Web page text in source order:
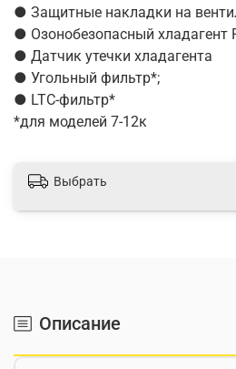
● Защитные накладки на
● Озонобезопасный хладагент
● Датчик утечки хладагента
● Угольный фильтр*;
● LTC-фильтр*
*для моделей 7-12к
Выбрать
Описание